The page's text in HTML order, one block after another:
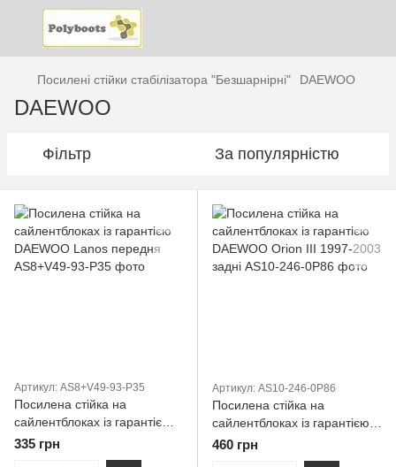
Посилені стійки стабілізатора "Безшарнірні" DAEWOO
DAEWOO
Фільтр За популярністю
Артикул: AS8+V49-93-P35
Посилена стійка на
сайлентблоках із гарантією
DAEWOO Lanos передня
335 грн
Артикул: AS10-246-0P86
Посилена стійка на
сайлентблоках із гарантією
DAEWOO Orion III 1997-2003
460 грн